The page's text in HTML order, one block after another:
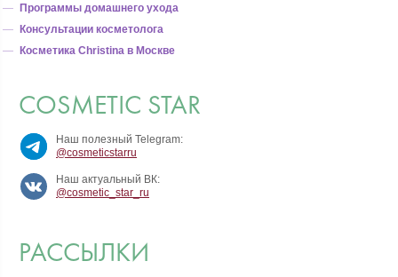
Программы домашнего ухода
Консультации косметолога
Косметика Christina в Москве
COSMETIC STAR
Наш полезный Telegram:
@cosmeticstarru
Наш актуальный ВК:
@cosmetic_star_ru
РАССЫЛКИ